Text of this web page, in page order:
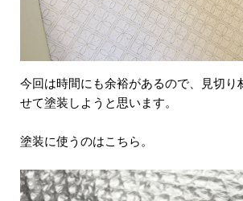
今回は時間にも余裕があるので、見切り
せて塗装しようと思います。
塗装に使うのはこちら。